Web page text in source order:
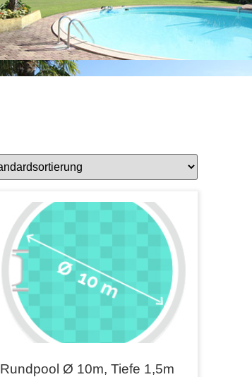
Rundpool Ø 10m, Tiefe 1,5m